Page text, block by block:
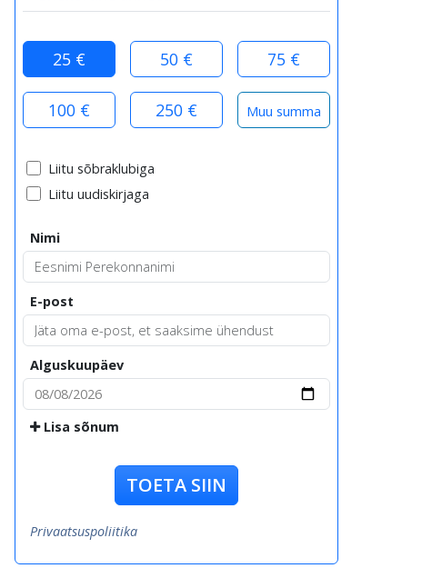
25 € 50 € 75 €
100 € 250 €
Liitu sõbraklubiga
Liitu uudiskirjaga
Nimi
E-post
Alguskuupäev
Lisa sõnum
TOETA SIIN
Privaatsuspoliitika